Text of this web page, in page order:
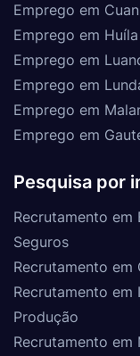
Emprego em
Emprego em Huíla
Emprego em
Emprego em
Emprego em
Emprego em
Pesquisa por
Recrutamento em
Seguros
Recrutamento
Recrutamento
Produção
Recrutamento